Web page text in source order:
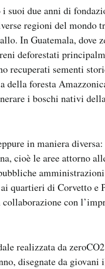
suoi due anni di
regioni del mondo
In Guatemala, dove
deforestati
recuperati sementi
della foresta
i boschi nativi
in maniera
cioè le aree attorno
quartieri di Corvetto e
con
realizzata da
disegnate da